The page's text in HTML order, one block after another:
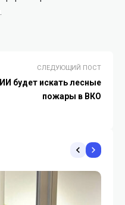
СЛЕДУЮЩИЙ ПОСТ
ИИ будет искать лесные
пожары в ВКО